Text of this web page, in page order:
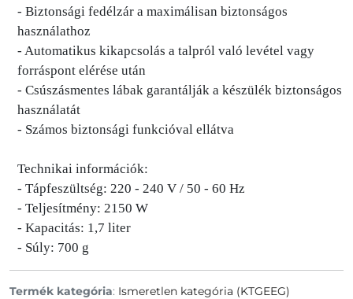
- Biztonsági fedélzár a maximálisan biztonságos
használathoz
- Automatikus kikapcsolás a talpról való levétel vagy
forráspont elérése után
- Csúszásmentes lábak garantálják a készülék biztonságos
használatát
- Számos biztonsági funkcióval ellátva
Technikai információk:
- Tápfeszültség: 220 - 240 V / 50 - 60 Hz
- Teljesítmény: 2150 W
- Kapacitás: 1,7 liter
- Súly: 700 g
Termék kategória: Ismeretlen kategória (KTGEEG)